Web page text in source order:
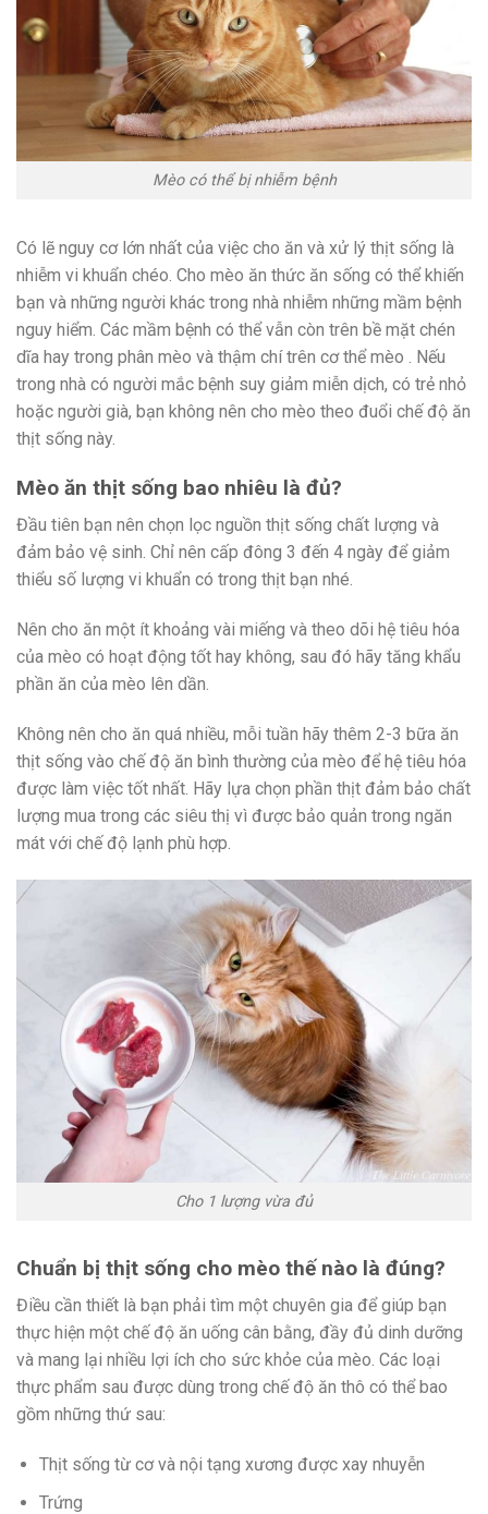
Mèo có thể bị nhiễm bệnh
Có lẽ nguy cơ lớn nhất của việc cho ăn và xử lý thịt sống là
nhiễm vi khuẩn chéo. Cho mèo ăn thức ăn sống có thể khiến
bạn và những người khác trong nhà nhiễm những mầm bệnh
nguy hiểm. Các mầm bệnh có thể vẫn còn trên bề mặt chén
dĩa hay trong phân mèo và thậm chí trên cơ thể mèo . Nếu
trong nhà có người mắc bệnh suy giảm miễn dịch, có trẻ nhỏ
hoặc người già, bạn không nên cho mèo theo đuổi chế độ ăn
thịt sống này.
Mèo ăn thịt sống bao nhiêu là đủ?
Đầu tiên bạn nên chọn lọc nguồn thịt sống chất lượng và
đảm bảo vệ sinh. Chỉ nên cấp đông 3 đến 4 ngày để giảm
thiểu số lượng vi khuẩn có trong thịt bạn nhé.
Nên cho ăn một ít khoảng vài miếng và theo dõi hệ tiêu hóa
của mèo có hoạt động tốt hay không, sau đó hãy tăng khẩu
phần ăn của mèo lên dần.
Không nên cho ăn quá nhiều, mỗi tuần hãy thêm 2-3 bữa ăn
thịt sống vào chế độ ăn bình thường của mèo để hệ tiêu hóa
được làm việc tốt nhất. Hãy lựa chọn phần thịt đảm bảo chất
lượng mua trong các siêu thị vì được bảo quản trong ngăn
mát với chế độ lạnh phù hợp.
Cho 1 lượng vừa đủ
Chuẩn bị thịt sống cho mèo thế nào là đúng?
Điều cần thiết là bạn phải tìm một chuyên gia để giúp bạn
thực hiện một chế độ ăn uống cân bằng, đầy đủ dinh dưỡng
và mang lại nhiều lợi ích cho sức khỏe của mèo. Các loại
thực phẩm sau được dùng trong chế độ ăn thô có thể bao
gồm những thứ sau:
Thịt sống từ cơ và nội tạng xương được xay nhuyễn
Trứng